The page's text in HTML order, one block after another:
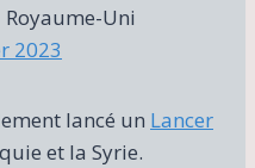
Uni
2023
lancé un Lancer
et la Syrie.